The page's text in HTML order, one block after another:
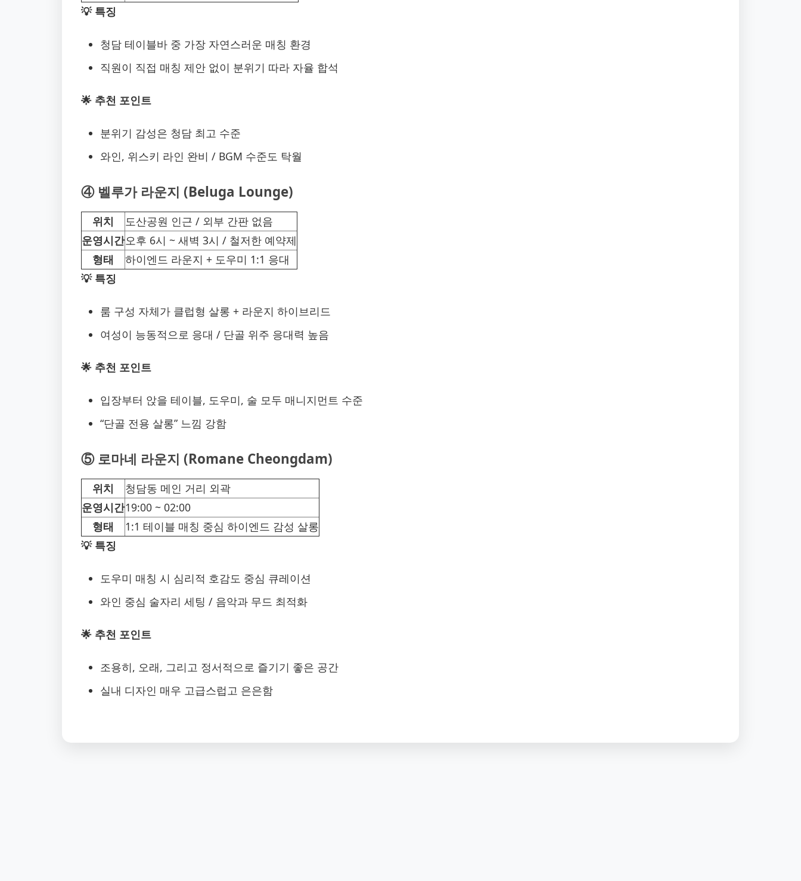
💡 특징
청담 테이블바 중 가장 자연스러운 매칭 환경
직원이 직접 매칭 제안 없이 분위기 따라 자율 합석
🌟 추천 포인트
분위기 감성은 청담 최고 수준
와인, 위스키 라인 완비 / BGM 수준도 탁월
④ 벨루가 라운지 (Beluga Lounge)
위치
도산공원 인근 / 외부 간판 없음
운영시간오후 6시 ~ 새벽 3시 / 철저한 예약제
형태
하이엔드 라운지 + 도우미 1:1 응대
💡 특징
룸 구성 자체가 클럽형 살롱 + 라운지 하이브리드
여성이 능동적으로 응대 / 단골 위주 응대력 높음
🌟 추천 포인트
입장부터 앉을 테이블, 도우미, 술 모두 매니지먼트 수준
“단골 전용 살롱” 느낌 강함
⑤ 로마네 라운지 (Romane Cheongdam)
위치
청담동 메인 거리 외곽
운영시간19:00 ~ 02:00
형태
1:1 테이블 매칭 중심 하이엔드 감성 살롱
💡 특징
도우미 매칭 시 심리적 호감도 중심 큐레이션
와인 중심 술자리 세팅 / 음악과 무드 최적화
🌟 추천 포인트
조용히, 오래, 그리고 정서적으로 즐기기 좋은 공간
실내 디자인 매우 고급스럽고 은은함